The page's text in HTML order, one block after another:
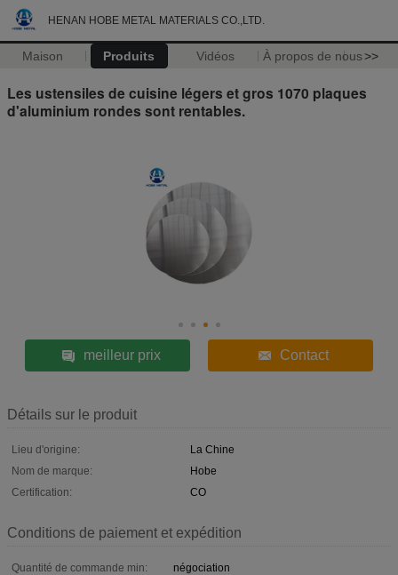
HENAN HOBE METAL MATERIALS CO.,LTD.
Maison Produits Vidéos À propos de nous>>
Les ustensiles de cuisine légers et gros 1070 plaques
d'aluminium rondes sont rentables.
meilleur prix Contact
Détails sur le produit
Lieu d'origine:
La Chine
Nom de marque:
Hobe
Certification:
CO
Conditions de paiement et expédition
Quantité de commande min:
négociation